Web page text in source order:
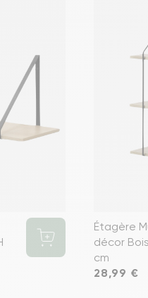
Étagère
décor
cm
Prix
28,99 €